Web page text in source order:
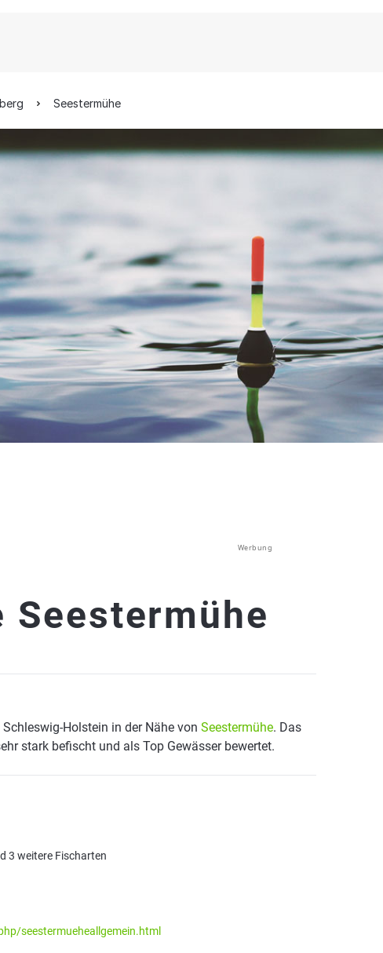
Seestermühe
Werbung
Seestermühe
Holstein in der Nähe von Seestermühe. Das
stark befischt und als Top Gewässer bewertet.
3 weitere Fischarten
seestermueheallgemein.html